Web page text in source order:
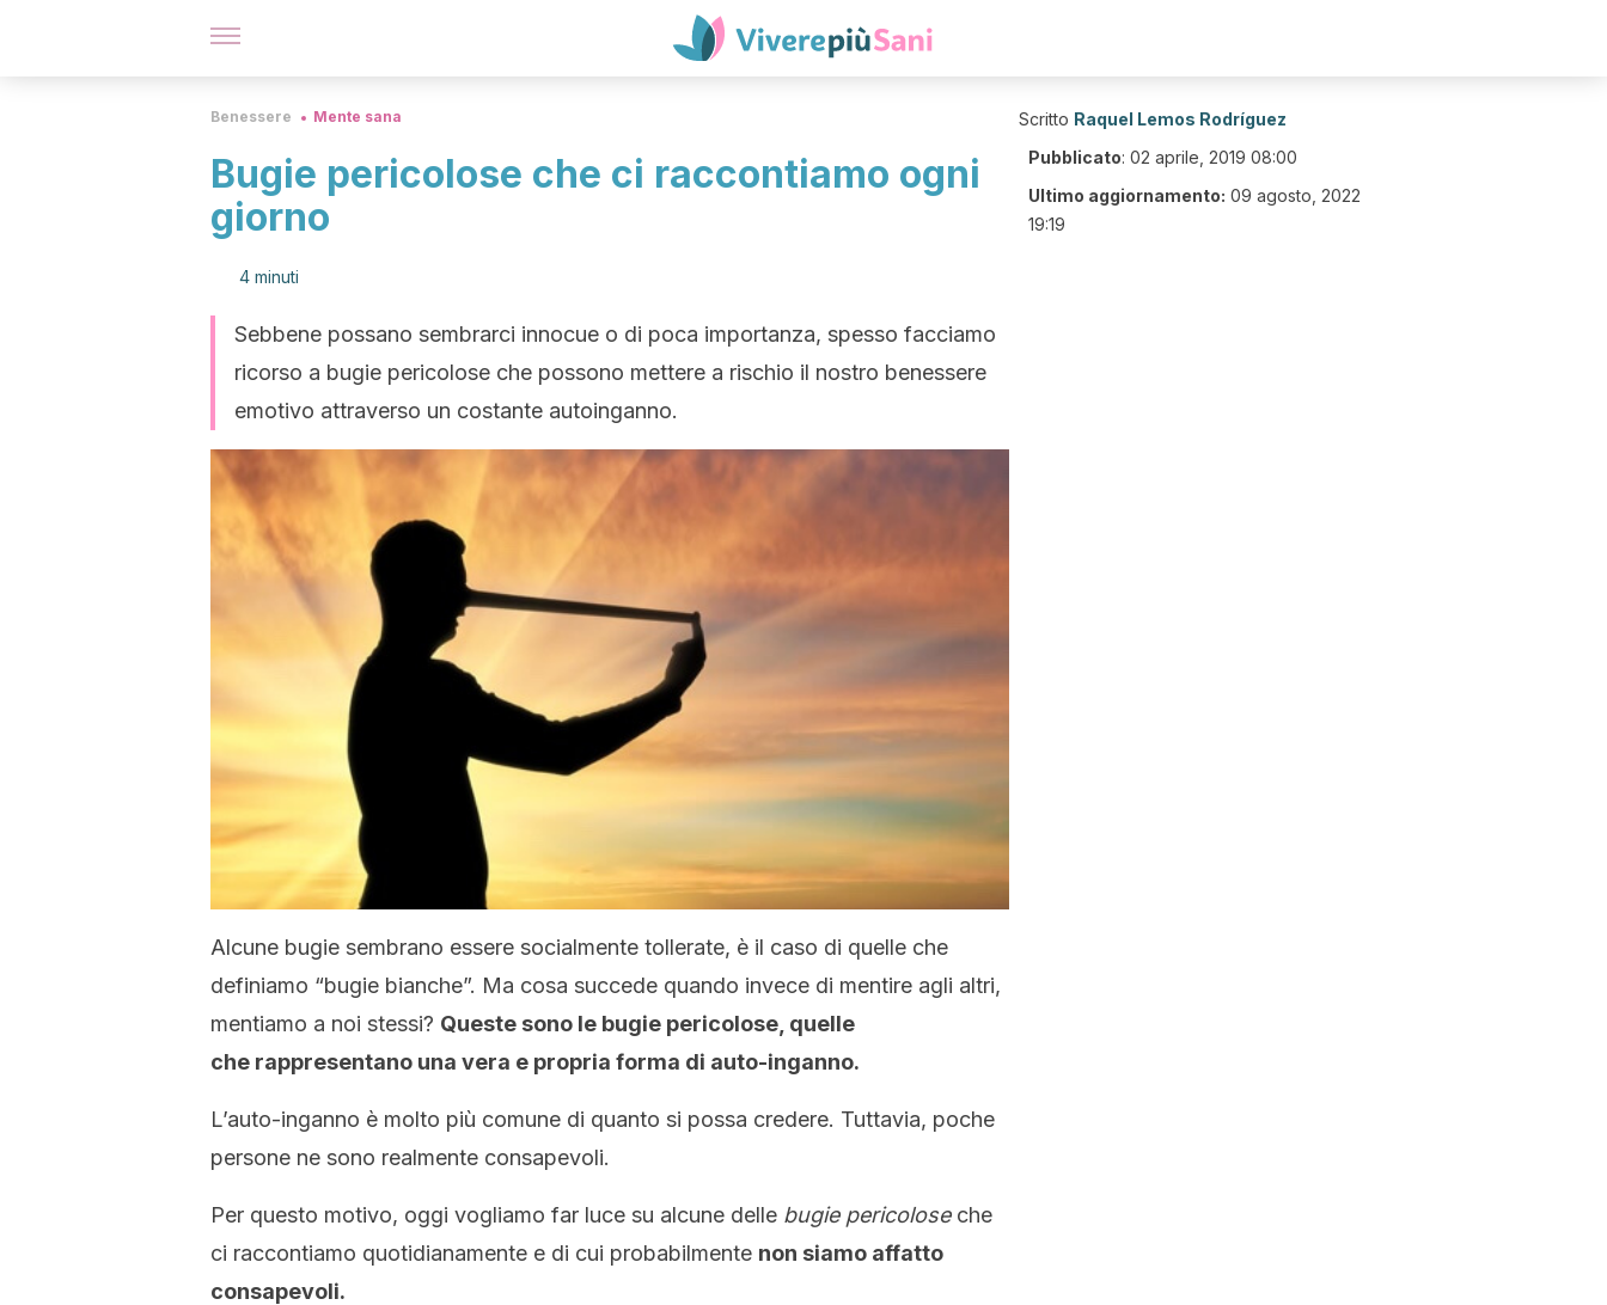
Benessere Mente sana
Bugie pericolose che ci raccontiamo ogni
giorno
4 minuti
Sebbene possano sembrarci innocue o di poca importanza, spesso facciamo
ricorso a bugie pericolose che possono mettere a rischio il nostro benessere
emotivo attraverso un costante autoinganno.
Alcune bugie sembrano essere socialmente tollerate, è il caso di quelle che
definiamo “bugie bianche”. Ma cosa succede quando invece di mentire agli altri,
mentiamo a noi stessi? Queste sono le bugie pericolose, quelle
che rappresentano una vera e propria forma di auto-inganno.
L’auto-inganno è molto più comune di quanto si possa credere. Tuttavia, poche
persone ne sono realmente consapevoli.
Per questo motivo, oggi vogliamo far luce su alcune delle bugie pericolose​​che
ci raccontiamo quotidianamente e di cui probabilmente non siamo affatto
consapevoli.
Scritto Raquel Lemos Rodríguez
Pubblicato: 02 aprile, 2019 08:00
Ultimo aggiornamento: 09 agosto, 2022
19:19